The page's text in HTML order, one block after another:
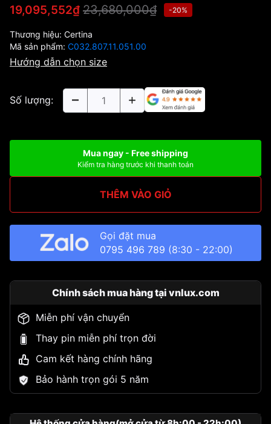
19,095,552₫ 23,680,000₫ -20%
Thương hiệu: Certina
Mã sản phẩm: C032.807.11.051.00
Hướng dẫn chọn size
Số lượng:
Mua ngay - Free shipping
Kiểm tra hàng trước khi thanh toán
THÊM VÀO GIỎ
Gọi đặt mua
0795 496 789 (8:30 - 22:00)
Chính sách mua hàng tại vnlux.com
Miễn phí vận chuyển
Thay pin miễn phí trọn đời
Cam kết hàng chính hãng
Bảo hành trọn gói 5 năm